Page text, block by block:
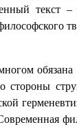
текст
стороны